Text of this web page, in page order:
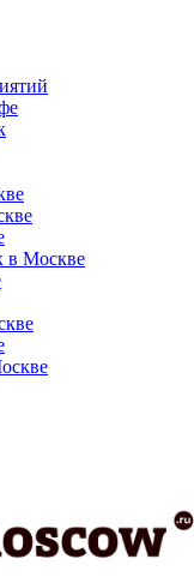
в Москве